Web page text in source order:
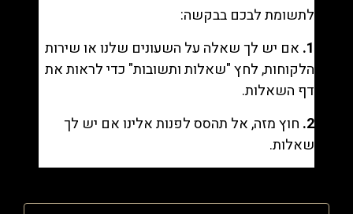
לתשומת לבכם בבקשה:
1. אם יש לך שאלה על השעונים שלנו או שירות
הלקוחות, לחץ "שאלות ותשובות" כדי לראות את
דף השאלות.
2. חוץ מזה, אל תהסס לפנות אלינו אם יש לך
שאלות.